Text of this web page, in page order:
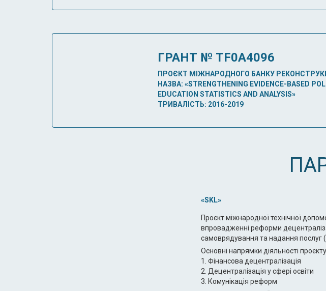
ГРАНТ № TF0A4096
ПРОЄКТ МІЖНАРОДНОГО БАНКУ
НАЗВА: «STRENGTHENING EVIDENCE-BASED
EDUCATION STATISTICS AND ANALYSIS»
ТРИВАЛІСТЬ: 2016-2019
«SKL»
Проєкт міжнародної технічної
впровадженні реформи
самоврядування та надання послуг
Основні напрямки діяльності
1. Фінансова децентралізація
2. Децентралізація у сфері освіти
3. Комунікація реформ